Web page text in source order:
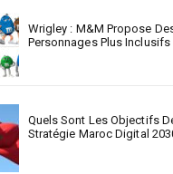
Wrigley : M&M Propose
Personnages Plus Inclusifs
Quels Sont Les Objectifs
Stratégie Maroc Digital